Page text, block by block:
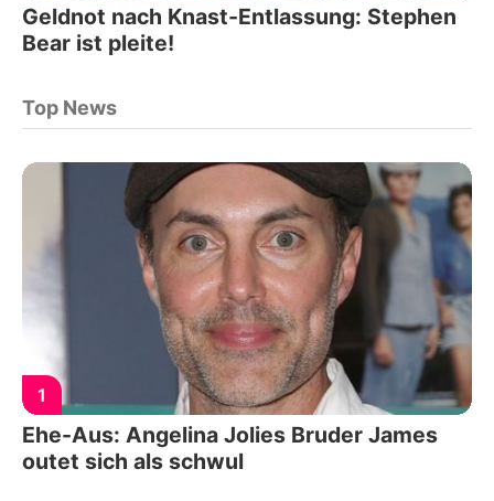
Geldnot nach Knast-Entlassung: Stephen
Bear ist pleite!
Top News
1
Ehe-Aus: Angelina Jolies Bruder James
outet sich als schwul